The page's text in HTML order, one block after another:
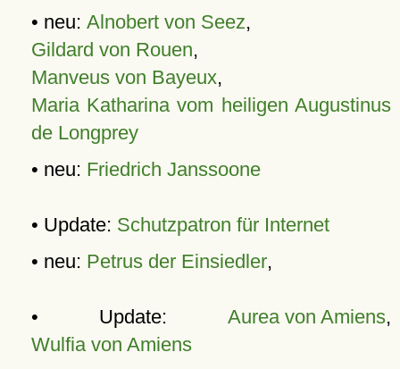
• neu: Alnobert von Seez,
Gildard von Rouen,
Manveus von Bayeux,
Maria Katharina vom heiligen Augustinus
de Longprey
• neu: Friedrich Janssoone
• Update: Schutzpatron für Internet
• neu: Petrus der Einsiedler,
• Update: Aurea von Amiens,
Wulfia von Amiens